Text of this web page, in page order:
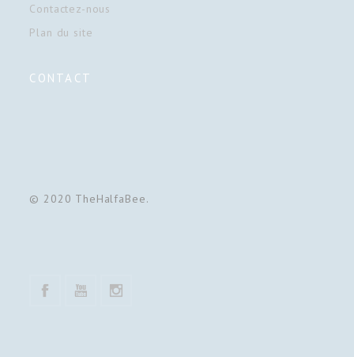
Contactez-nous
Plan du site
CONTACT
© 2020 TheHalfaBee.